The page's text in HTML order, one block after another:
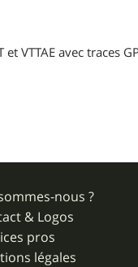
et VTTAE avec traces
nous ?
& Logos
pros
légales